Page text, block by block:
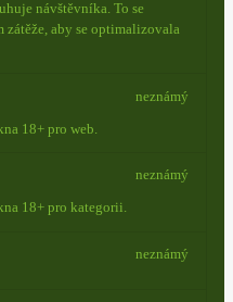
návštěvníka. To se
aby se optimalizovala
18+ pro web.
neznámý
18+ pro kategorii.
neznámý
neznámý